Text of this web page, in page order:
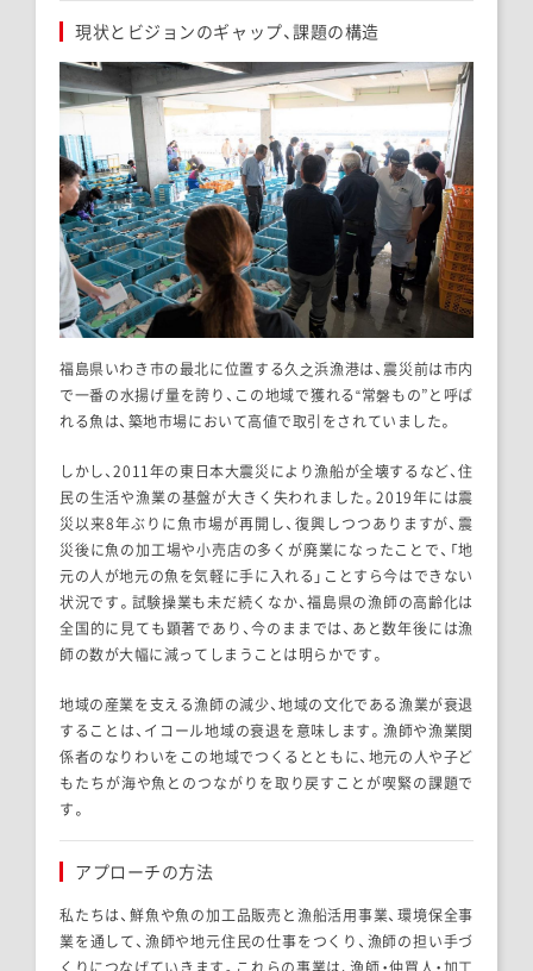
現状とビジョンのギャップ、課題の構造
福島県いわき市の最北に位置する久之浜漁港は、震災前は市内
で一番の水揚げ量を誇り、この地域で獲れる“常磐もの”と呼ば
れる魚は、築地市場において高値で取引をされていました。
しかし、2011年の東日本大震災により漁船が全壊するなど、住
民の生活や漁業の基盤が大きく失われました。2019年には震
災以来8年ぶりに魚市場が再開し、復興しつつありますが、震
災後に魚の加工場や小売店の多くが廃業になったことで、「地
元の人が地元の魚を気軽に手に入れる」ことすら今はできない
状況です。試験操業も未だ続くなか、福島県の漁師の高齢化は
全国的に見ても顕著であり、今のままでは、あと数年後には漁
師の数が大幅に減ってしまうことは明らかです。
地域の産業を支える漁師の減少、地域の文化である漁業が衰退
することは、イコール地域の衰退を意味します。漁師や漁業関
係者のなりわいをこの地域でつくるとともに、地元の人や子ど
もたちが海や魚とのつながりを取り戻すことが喫緊の課題で
す。
アプローチの方法
私たちは、鮮魚や魚の加工品販売と漁船活用事業、環境保全事
業を通して、漁師や地元住民の仕事をつくり、漁師の担い手づ